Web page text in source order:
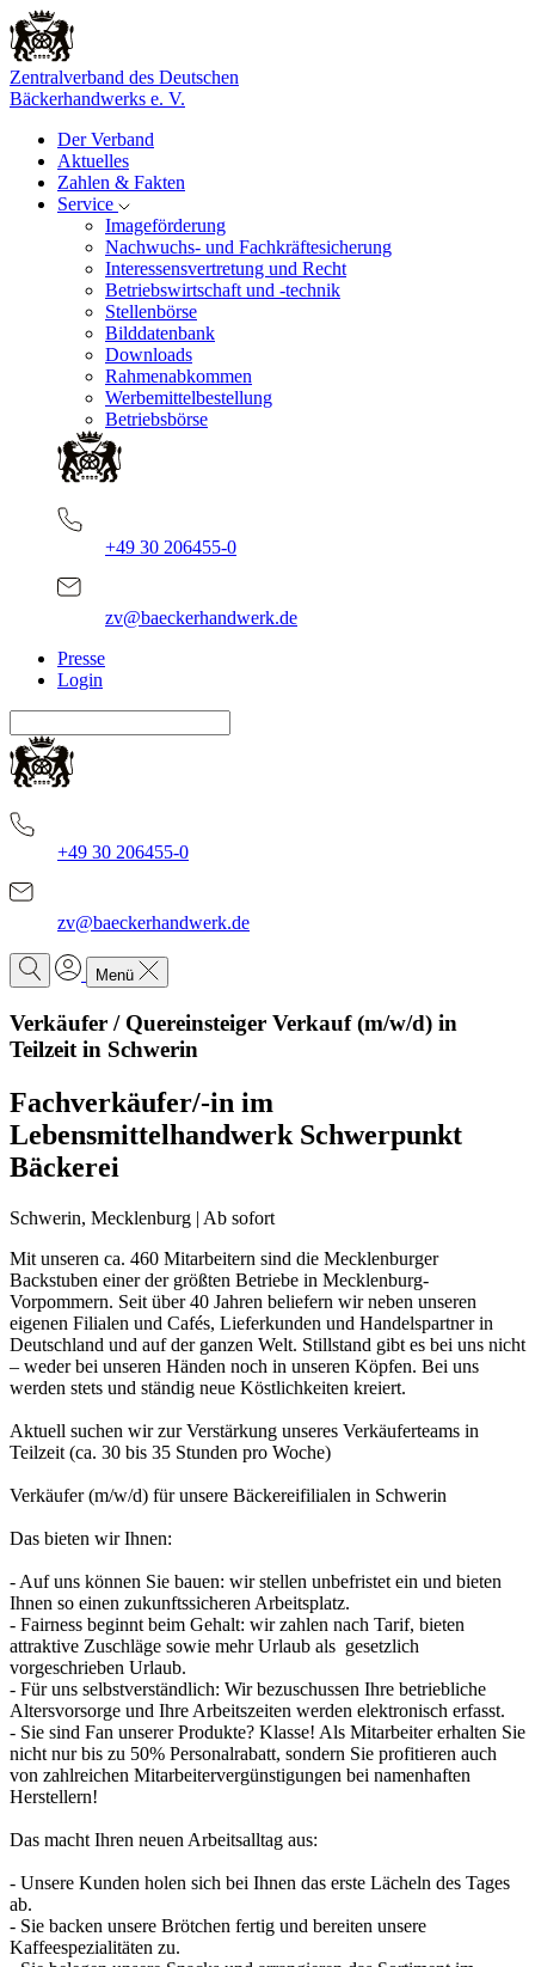
Zentralverband des Deutschen
Bäckerhandwerks e. V.
Der Verband
Aktuelles
Zahlen & Fakten
Service
Imageförderung
Nachwuchs- und Fachkräftesicherung
Interessensvertretung und Recht
Betriebswirtschaft und -technik
Stellenbörse
Bilddatenbank
Downloads
Rahmenabkommen
Werbemittelbestellung
Betriebsbörse
+49 30 206455-0
zv@baeckerhandwerk.de
Presse
Login
+49 30 206455-0
zv@baeckerhandwerk.de
Menü
Verkäufer / Quereinsteiger Verkauf (m/w/d) in
Teilzeit in Schwerin
Fachverkäufer/-in im
Lebensmittelhandwerk Schwerpunkt
Bäckerei
Schwerin, Mecklenburg | Ab sofort
Mit unseren ca. 460 Mitarbeitern sind die Mecklenburger
Backstuben einer der größten Betriebe in Mecklenburg-
Vorpommern. Seit über 40 Jahren beliefern wir neben unseren
eigenen Filialen und Cafés, Lieferkunden und Handelspartner in
Deutschland und auf der ganzen Welt. Stillstand gibt es bei uns nicht
– weder bei unseren Händen noch in unseren Köpfen. Bei uns
werden stets und ständig neue Köstlichkeiten kreiert.
Aktuell suchen wir zur Verstärkung unseres Verkäuferteams in
Teilzeit (ca. 30 bis 35 Stunden pro Woche)
Verkäufer (m/w/d) für unsere Bäckereifilialen in Schwerin
Das bieten wir Ihnen:
- Auf uns können Sie bauen: wir stellen unbefristet ein und bieten
Ihnen so einen zukunftssicheren Arbeitsplatz.
- Fairness beginnt beim Gehalt: wir zahlen nach Tarif, bieten
attraktive Zuschläge sowie mehr Urlaub als gesetzlich
vorgeschrieben Urlaub.
- Für uns selbstverständlich: Wir bezuschussen Ihre betriebliche
Altersvorsorge und Ihre Arbeitszeiten werden elektronisch erfasst.
- Sie sind Fan unserer Produkte? Klasse! Als Mitarbeiter erhalten Sie
nicht nur bis zu 50% Personalrabatt, sondern Sie profitieren auch
von zahlreichen Mitarbeitervergünstigungen bei namenhaften
Herstellern!
Das macht Ihren neuen Arbeitsalltag aus:
- Unsere Kunden holen sich bei Ihnen das erste Lächeln des Tages
ab.
- Sie backen unsere Brötchen fertig und bereiten unsere
Kaffeespezialitäten zu.